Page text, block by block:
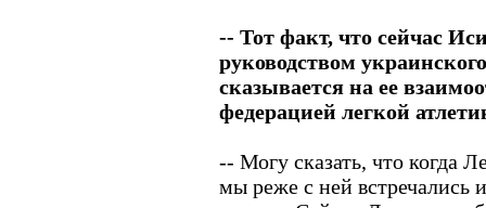
-- Тот факт, что сейчас
руководством
сказывается на ее
федерацией легкой
-- Могу сказать, что когда
мы реже с ней встречались